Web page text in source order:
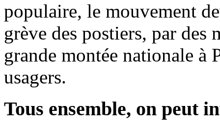
populaire, le mouvement
grève des postiers, par des
grande montée nationale à
usagers.
Tous ensemble, on peut